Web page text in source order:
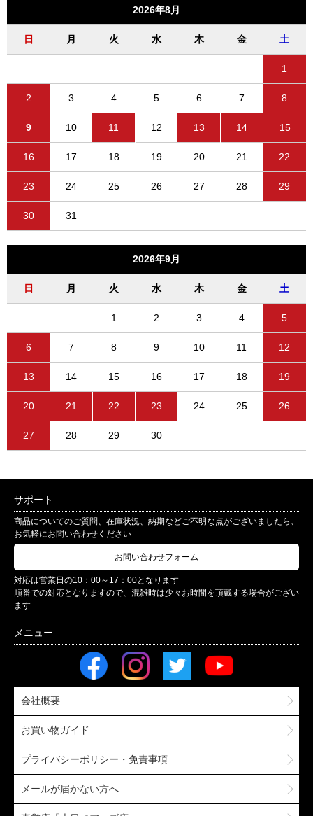
2026年8月
日 月 火 水 木 金 土
1
2 3 4 5 6 7 8
9 10 11 12 13 14 15
16 17 18 19 20 21 22
23 24 25 26 27 28 29
30 31
2026年9月
日 月 火 水 木 金 土
1 2 3 4 5
6 7 8 9 10 11 12
13 14 15 16 17 18 19
20 21 22 23 24 25 26
27 28 29 30
サポート
商品についてのご質問、在庫状況、納期などご不明な点がございましたら、
お気軽にお問い合わせください
お問い合わせフォーム
対応は営業日の10：00～17：00となります
順番での対応となりますので、混雑時は少々お時間を頂戴する場合がござい
ます
会社概要
お買い物ガイド
プライバシーポリシー・免責事項
メールが届かない方へ